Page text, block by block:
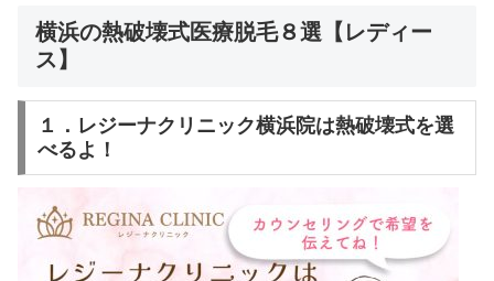
横浜の熱破壊式医療脱毛８選【レディー
ス】
１．レジーナクリニック横浜院は熱破壊式を選
べるよ！